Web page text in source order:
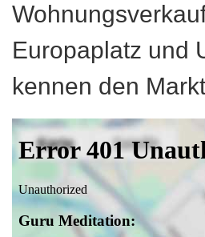
Europaplatz und
kennen den Markt